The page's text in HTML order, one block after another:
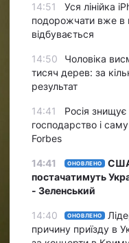
14:51
Уся лінійка
подорожчати вже в
відбувається
14:50
Чоловіка
тисяч дерев: за
результат
14:41
Росія знищує
господарство і
Forbes
14:41 ОНОВЛЕНО
постачатимуть
- Зеленський
14:40 ОНОВЛЕНО
причину приїзду в